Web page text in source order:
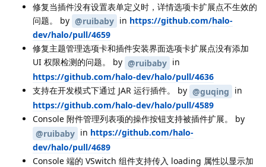
修复当插件没有设置表单定义时，详情选项卡扩展点不生效的
问题。 by @ruibaby in https://github.com/halo-
dev/halo/pull/4659
修复主题管理选项卡和插件安装界面选项卡扩展点没有添加
UI 权限检测的问题。 by @ruibaby in
https://github.com/halo-dev/halo/pull/4636
支持在开发模式下通过 JAR 运行插件。 by @guqing in
https://github.com/halo-dev/halo/pull/4589
Console 附件管理列表项的操作按钮支持被插件扩展。 by
@ruibaby in https://github.com/halo-
dev/halo/pull/4689
Console 端的 VSwitch 组件支持传入 loading 属性以显示加